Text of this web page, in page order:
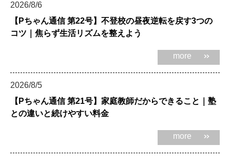
2026/8/6
【Pちゃん通信 第22号】不登校の昼夜逆転を戻す3つの
コツ｜焦らず生活リズムを整えよう
more
2026/8/5
【Pちゃん通信 第21号】家庭教師だからできること｜塾
との違いと続けやすい料金
more